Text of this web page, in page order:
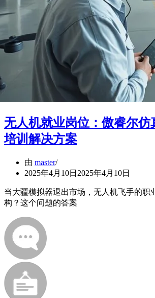
无人机就业岗位：傲睿尔仿
培训解决方案
由 master
2025年4月10日 2025年4月10日
当大疆模拟器退出市场，无人机飞手的职
构？这个问题的答案